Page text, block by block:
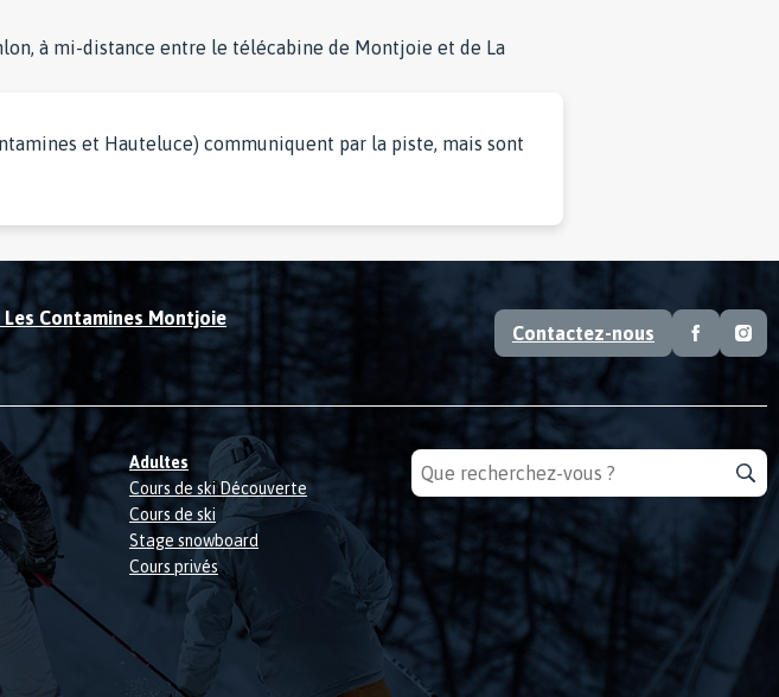
à mi-distance entre le télécabine de Montjoie et de La
et Hauteluce) communiquent par la piste, mais sont
Les Contamines Montjoie
Contactez-nous
Adultes
Cours de ski Découverte
Cours de ski
Stage snowboard
Cours privés